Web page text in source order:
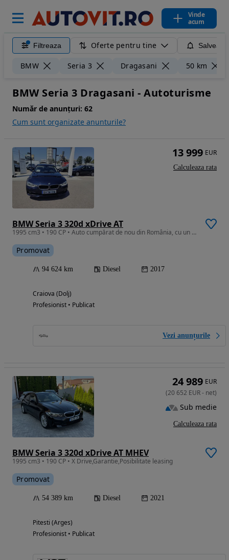
Vinde
acum
Filtreaza Oferte pentru tine
BMW Seria 3 Dragasani 50 km
BMW Seria 3 Dragasani - Autoturisme
Număr de anunțuri: 62
Cum sunt organizate anunturile?
BMW Seria 3 320d xDrive AT
1995 cm3 • 190 CP • Auto cumpărat de nou din România, cu un singur proprietar.
Promovat
94 624 km Diesel 2017
Craiova (Dolj)
Profesionist • Publicat
Vezi anunțurile
13 999 EUR
Calculeaza rata
BMW Seria 3 320d xDrive AT MHEV
1995 cm3 • 190 CP • X Drive,Garantie,Posibilitate leasing
Promovat
54 389 km Diesel 2021
Pitesti (Arges)
Profesionist • Publicat
24 989 EUR
(20 652 EUR- net)
Sub medie
Calculeaza rata